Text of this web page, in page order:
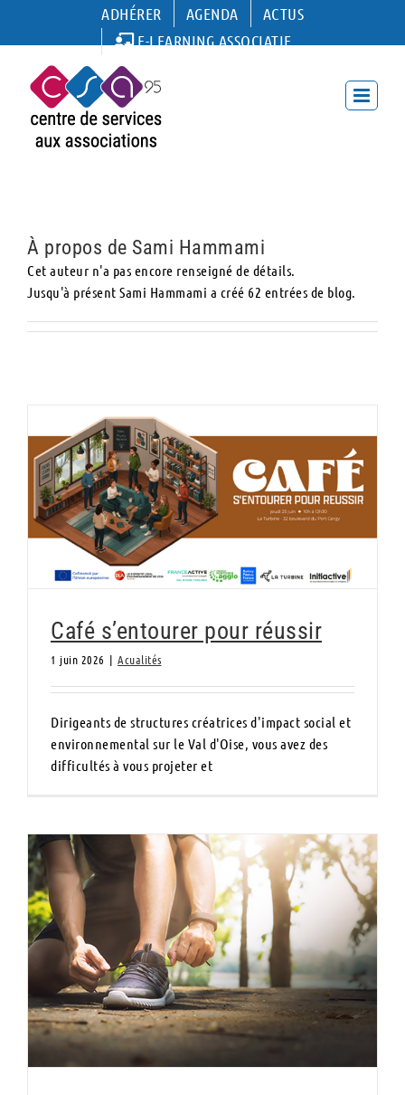
ADHÉRER AGENDA
ACTUS
E-LEARNING ASSOCIATIF
À propos de Sami Hammami
Cet auteur n'a pas encore renseigné de détails.
Jusqu'à présent Sami Hammami a créé 62 entrées de blog.
Café s’entourer pour réussir
Café s’entourer pour réussir
1 juin 2026 | Acualités
Dirigeants de structures créatrices d'impact social et
environnemental sur le Val d'Oise, vous avez des
difficultés à vous projeter et
Forum sport-santé Cergy Pontoise